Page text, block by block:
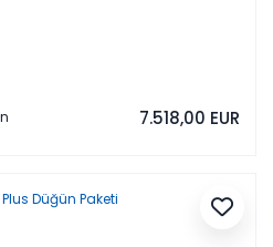
7.518,00 EUR